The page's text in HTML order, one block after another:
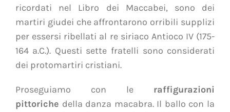
ricordati nel Libro dei Maccabei, sono dei
martiri giudei che affrontarono orribili supplizi
per essersi ribellati al re siriaco Antioco IV (175-
164 a.C.). Questi sette fratelli sono considerati
dei protomartiri cristiani.
Proseguiamo con le raffigurazioni
pittoriche della danza macabra. Il ballo con la